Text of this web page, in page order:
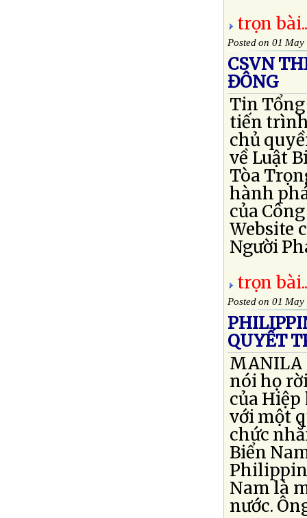
trọn
Posted on 01 May
CSVN
ĐÔNG
Tin
tiến
chủ
về Luật
Tòa
hành
của
Website
Người
trọn
Posted on 01 May
QUYẾT
MANILA
nói họ
của Hiệp
với một
chức
Biển
Nam là
nước.